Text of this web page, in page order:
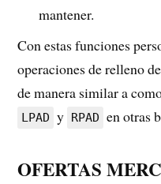
mantener.
Con estas funciones
operaciones de relleno
de manera similar a
LPAD y RPAD en otras
OFERTAS